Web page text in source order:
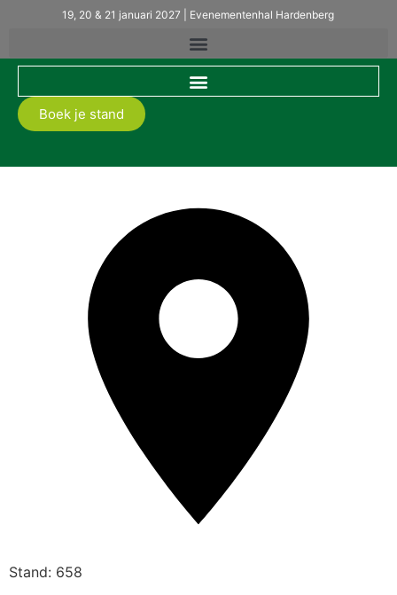
19, 20 & 21 januari 2027 | Evenementenhal Hardenberg
Boek je stand
Stand: 658